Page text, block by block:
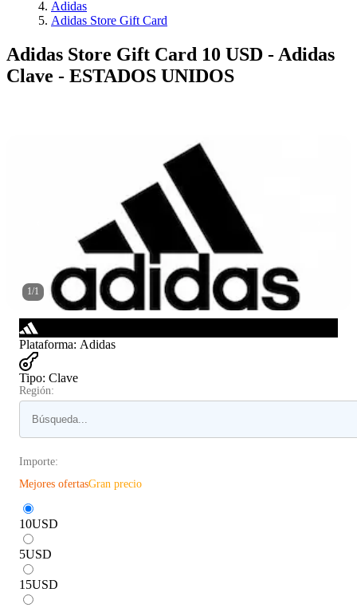
Adidas
Adidas Store Gift Card
Adidas Store Gift Card 10 USD - Adidas
Clave - ESTADOS UNIDOS
1/1
Plataforma: Adidas
Tipo: Clave
Región:
Importe:
Mejores ofertasGran precio
10USD
5USD
15USD